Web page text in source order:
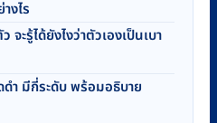
งไร
จะรู้ได้ยังไงว่าตัวเองเป็นเบา
ดำ มีกี่ระดับ พร้อมอธิบาย